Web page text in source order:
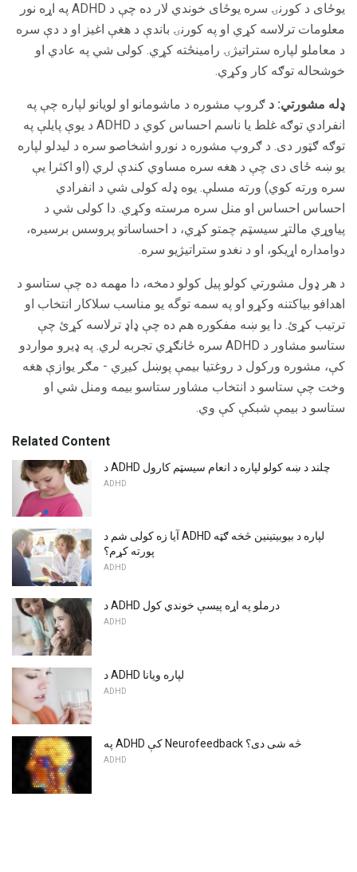
یوځای د کورنۍ سره یوځای خوندي لار ده چې د ADHD په اړه نور
معلومات ترلاسه کړي او په کورنۍ باندې د هغې اغیز او د دې سره
د معاملو لپاره ستراتیژۍ رامینځته کړي. کولی شي په عادي او
خوشحاله توګه کار وکړي.
ډله مشورتي: د ګروپ مشوره د ماشومانو او لویانو لپاره چې په
انفرادي توګه غلط یا ناسم احساس کوي د ADHD د یوې پایلې په
توګه ګټور دی. د ګروپ مشوره د نورو اشخاصو سره د لیدلو لپاره
یو ښه ځای دی چې د هغه سره مساوي کندې لري (او اکثرا یې
سره ورته کوي) ورته مسلې. یوه ډله کولی شي د انفرادي
احساس احساس او منل سره مرسته وکړي. دا کولی شي د
پیاوړي مالتړ سیسټم چمتو کړي، د احساساتو پروسس برسیره،
دوامداره اړیکو، او د نغدو ستراتیژیو سره.
د هر ډول مشورتي کولو پیل کولو دمخه، دا مهمه ده چې ستاسو د
اهدافو بیاکتنه وکړو او په سمه توگه یو مناسب سلاکار انتخاب او
ترتیب کړئ. دا یو ښه مفکوره هم ده چې ډاډ ترلاسه کړئ چې
ستاسو مشاور د ADHD سره ځانګړي تجربه لري. په ډیرو مواردو
کې، مشوره ورکول د روغتیا بیمې پوښل کیږي - مګر یوازې هغه
وخت چې ستاسو د انتخاب مشاور ستاسو بیمه ومنل شي او
ستاسو د بیمې شبکې کې وي.
Related Content
د ADHD چلند د ښه کولو لپاره د انعام سیسټم کارول
ADHD
آیا زه کولی شم د ADHD لپاره د بیوبیتینین څخه ګټه
پورته کړم؟
ADHD
د ADHD درملو په اړه پیسې خوندي کول
ADHD
د ADHD لپاره ویانا
ADHD
په ADHD کې Neurofeedback څه شی دی؟
ADHD